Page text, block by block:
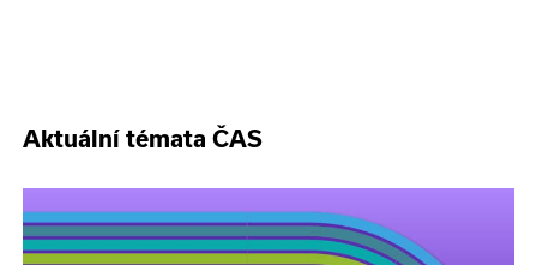
Aktuální témata ČAS